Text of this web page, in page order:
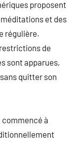
proposent
et des
régulière.
de
sont apparues,
quitter son
à